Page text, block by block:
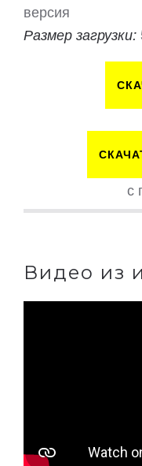
версия
Размер загрузки:
с
Видео из